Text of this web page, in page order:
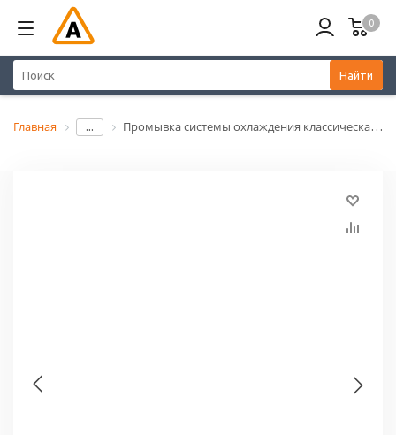
0
Найти
Главная ... Промывка системы охлаждения классическая 354мл ARNEZI N4041000